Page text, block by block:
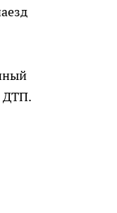
ДТП.